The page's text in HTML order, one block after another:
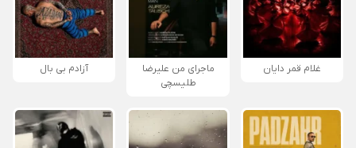
غلام قمر دایان
ماجرای من علیرضا
طلیسچی
آزادم بی بال